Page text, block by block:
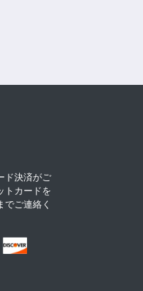
ド決済がご
トカードを
でご連絡く